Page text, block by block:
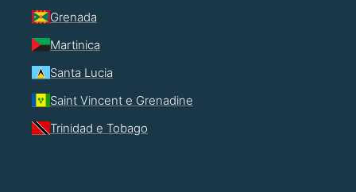
Grenada
Martinica
Santa Lucia
Saint Vincent e Grenadine
Trinidad e Tobago